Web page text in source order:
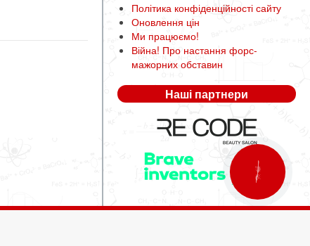
Політика конфіденційності сайту
Оновлення цін
Ми працюємо!
Війна! Про настання форс-
мажорних обставин
Наші партнери
КНОПКА
ЗВ'ЯЗКУ